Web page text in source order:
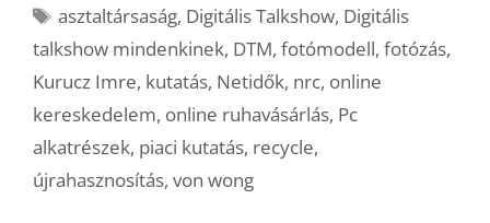
Címkék
asztaltársaság, Digitális Talkshow, Digitális
talkshow mindenkinek, DTM, fotómodell, fotózás,
Kurucz Imre, kutatás, Netidők, nrc, online
kereskedelem, online ruhavásárlás, Pc
alkatrészek, piaci kutatás, recycle,
újrahasznosítás, von wong